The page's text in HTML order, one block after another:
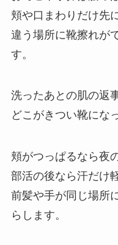
頬や口まわりだけ先
違う場所に靴擦れが
す。
洗ったあとの肌の返
どこがきつい靴にな
頬がつっぱるなら夜
部活の後なら汗だけ
前髪や手が同じ場所
らします。